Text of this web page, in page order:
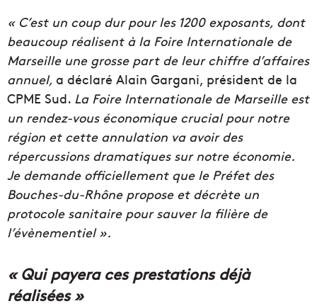
« C’est un coup dur pour les 1200 exposants, dont
beaucoup réalisent à la Foire Internationale de
Marseille une grosse part de leur chiffre d’affaires
annuel, a déclaré Alain Gargani, président de la
CPME Sud. La Foire Internationale de Marseille est
un rendez-vous économique crucial pour notre
région et cette annulation va avoir des
répercussions dramatiques sur notre économie.
Je demande officiellement que le Préfet des
Bouches-du-Rhône propose et décrète un
protocole sanitaire pour sauver la filière de
l’évènementiel ».
« Qui payera ces prestations déjà
réalisées »